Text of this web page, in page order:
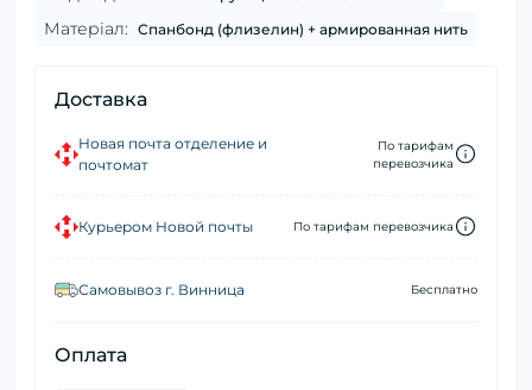
Матеріал: Спанбонд (флизелин) + армированная нить
Доставка
Новая почта отделение и
почтомат
По тарифам
перевозчика
Курьером Новой почты По тарифам перевозчика
Самовывоз г. Винница Бесплатно
Оплата